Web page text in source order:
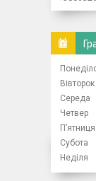
Вівторок
Середа
Четвер
Пʼятниця
Субота
Неділя